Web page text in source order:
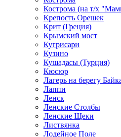
Кострома (на т/х
Крепость Орешек
Крит (Греция)
Крымский мост
Кугрисари
Кузино
Кушадасы (Турция)
Кюсюр
Лагерь на берегу
Лаппи
Ленск
Ленские Столбы
Ленские Щеки
Листвянка
Лодейное Поле